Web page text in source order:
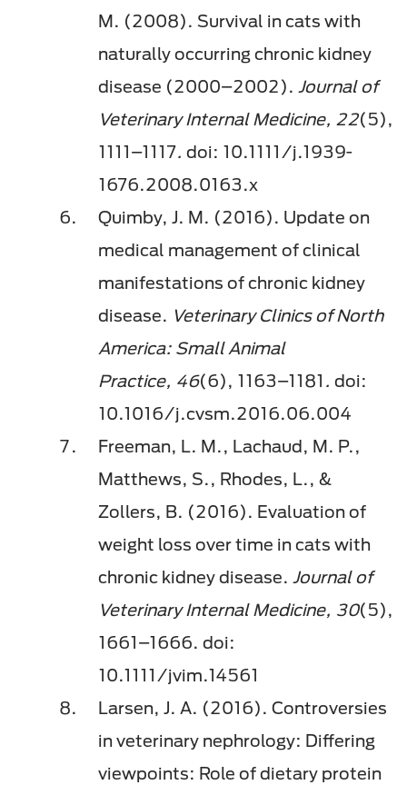
M. (2008). Survival in cats with
naturally occurring chronic kidney
disease (2000–2002). Journal of
Veterinary Internal Medicine, 22(5),
1111–1117. doi: 10.1111/j.1939-
1676.2008.0163.x​
Quimby, J. M. (2016). Update on
medical management of clinical
manifestations of chronic kidney
disease. Veterinary Clinics of North
America: Small Animal
Practice, 46(6), 1163–1181 . doi:
10.1016/j.cvsm.2016.06.004
Freeman, L. M., Lachaud, M. P.,
Matthews, S., Rhodes, L., &
Zollers, B. (2016). Evaluation of
weight loss over time in cats with
chronic kidney disease. Journal of
Veterinary Internal Medicine, 30(5),
1661–1666. doi:
10.1111/jvim.14561
Larsen, J. A. (2016). Controversies
in veterinary nephrology: Differing
viewpoints: Role of dietary protein